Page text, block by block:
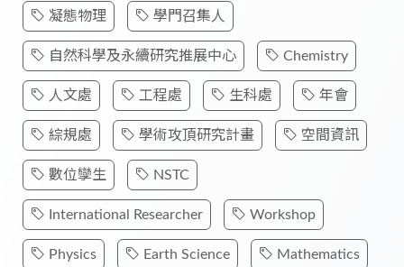
凝態物理 學門召集人
自然科學及永續研究推展中心 Chemistry
人文處 工程處 生科處 年會
綜規處 學術攻頂研究計畫 空間資訊
數位孿生 NSTC
International Researcher Workshop
Physics Earth Science Mathematics